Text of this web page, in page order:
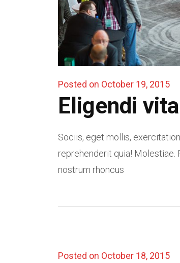
Posted on October 19, 2015
Eligendi
Sociis, eget mollis,
reprehenderit quia! Molestiae.
nostrum rhoncus
Posted on October 18, 2015